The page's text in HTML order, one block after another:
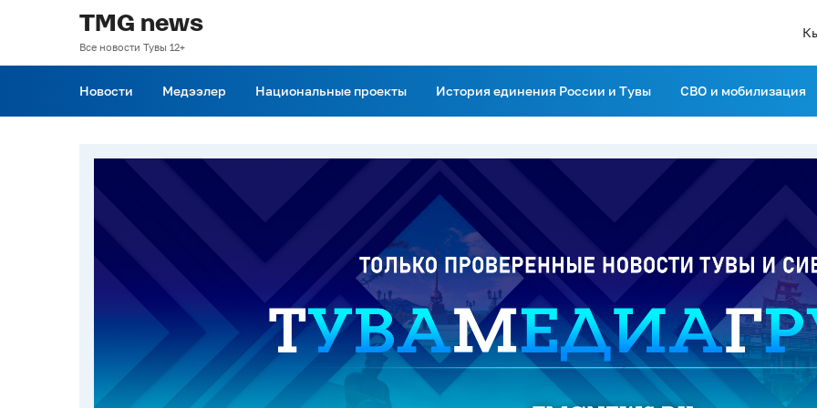
TMG news
Все новости Тувы 12+
Новости Медээлер Национальные проекты История единения России и Тувы СВО и мобилизация